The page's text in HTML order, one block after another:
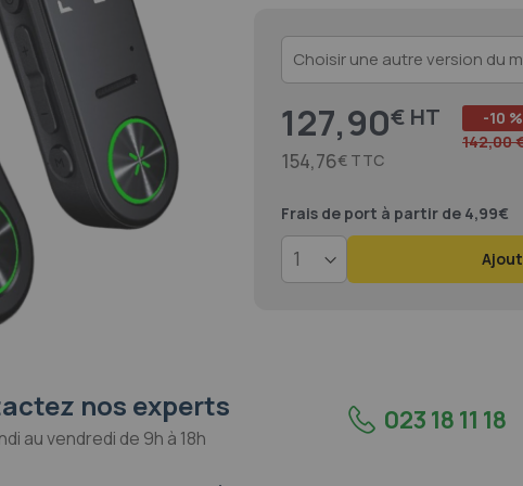
Frais de port à partir de 4,99€
127,90€
154,76€
-10
142,00
nos experts
au vendredi de 9h à 18h
023 18 11 18